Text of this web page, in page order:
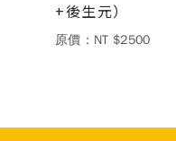
+後生元）
原價：NT $2500